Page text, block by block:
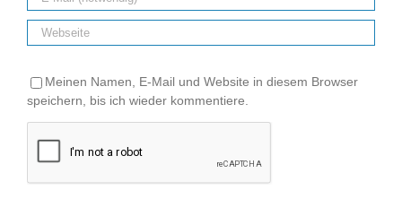
Meinen Namen, E-Mail und Website in diesem Browser
speichern, bis ich wieder kommentiere.